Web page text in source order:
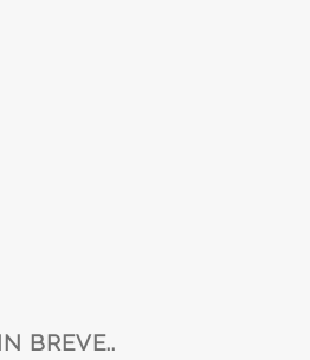
BREVE..